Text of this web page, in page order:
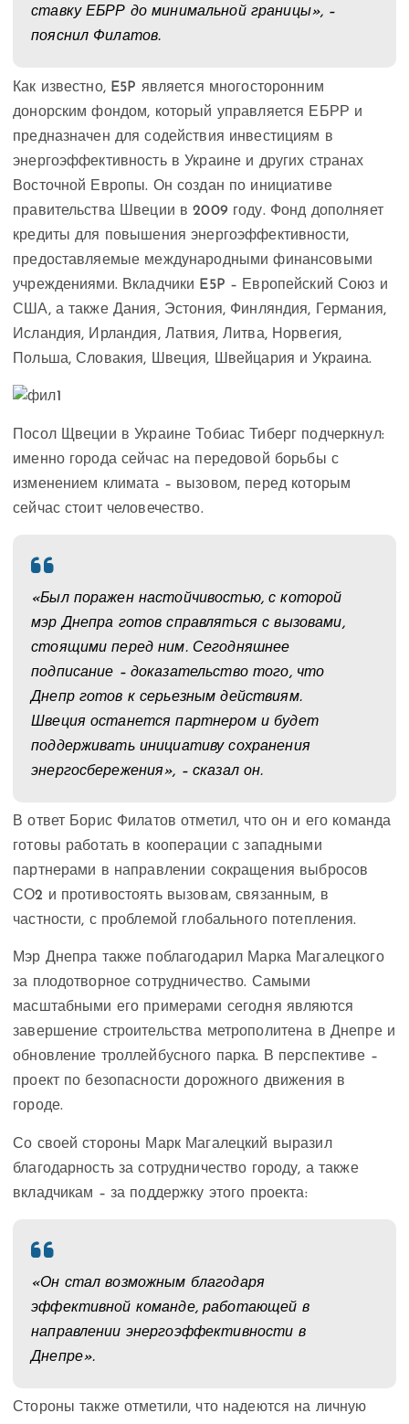
ставку ЕБРР до минимальной границы», –
пояснил Филатов.
Как известно, E5P является многосторонним
донорским фондом, который управляется ЕБРР и
предназначен для содействия инвестициям в
энергоэффективность в Украине и других странах
Восточной Европы. Он создан по инициативе
правительства Швеции в 2009 году. Фонд дополняет
кредиты для повышения энергоэффективности,
предоставляемые международными финансовыми
учреждениями. Вкладчики E5P – Европейский Союз и
США, а также Дания, Эстония, Финляндия, Германия,
Исландия, Ирландия, Латвия, Литва, Норвегия,
Польша, Словакия, Швеция, Швейцария и Украина.
Посол Щвеции в Украине Тобиас Тиберг подчеркнул:
именно города сейчас на передовой борьбы с
изменением климата – вызовом, перед которым
сейчас стоит человечество.
«Был поражен настойчивостью, с которой
мэр Днепра готов справляться с вызовами,
стоящими перед ним. Сегодняшнее
подписание – доказательство того, что
Днепр готов к серьезным действиям.
Швеция останется партнером и будет
поддерживать инициативу сохранения
энергосбережения», – сказал он.
В ответ Борис Филатов отметил, что он и его команда
готовы работать в кооперации с западными
партнерами в направлении сокращения выбросов
СО2 и противостоять вызовам, связанным, в
частности, с проблемой глобального потепления.
Мэр Днепра также поблагодарил Марка Магалецкого
за плодотворное сотрудничество. Самыми
масштабными его примерами сегодня являются
завершение строительства метрополитена в Днепре и
обновление троллейбусного парка. В перспективе –
проект по безопасности дорожного движения в
городе.
Со своей стороны Марк Магалецкий выразил
благодарность за сотрудничество городу, а также
вкладчикам – за поддержку этого проекта:
«Он стал возможным благодаря
эффективной команде, работающей в
направлении энергоэффективности в
Днепре».
Стороны также отметили, что надеются на личную